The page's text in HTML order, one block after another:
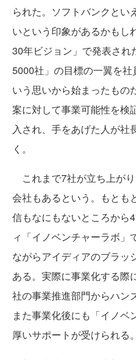
られた。ソフトバンクとい
いという印象があるかもし
30年ビジョン」で発表さ
5000社」の目標の一翼を
いう思いから始まったもの
案に対して事業可能性を検
入され、手をあげた人が社
く。
これまで7社が立ち上が
会社もあるという。もとも
信もなにもないところから
ィ「イノベンチャーラボ」
ながらアイディアのブラッ
ある。実際に事業化する際
社の事業推進部門からハン
また事業化後にも「イノベ
厚いサポートが受けられる。